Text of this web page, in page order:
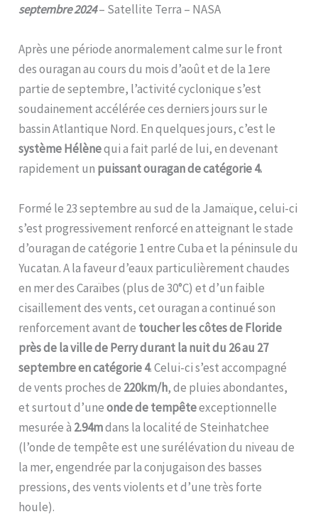
septembre 2024– Satellite Terra – NASA
Après une période anormalement calme sur le front
des ouragan au cours du mois d’août et de la 1ere
partie de septembre, l’activité cyclonique s’est
soudainement accélérée ces derniers jours sur le
bassin Atlantique Nord. En quelques jours, c’est le
système Hélènequi a fait parlé de lui, en devenant
rapidement un puissant ouragan de catégorie 4.
Formé le 23 septembre au sud de la Jamaïque, celui-ci
s’est progressivement renforcé en atteignant le stade
d’ouragan de catégorie 1 entre Cuba et la péninsule du
Yucatan. A la faveur d’eaux particulièrement chaudes
en mer des Caraïbes (plus de 30°C) et d’un faible
cisaillement des vents, cet ouragan a continué son
renforcement avant de toucher les côtes de Floride
près de la ville de Perry durant la nuit du 26 au 27
septembre en catégorie 4. Celui-ci s’est accompagné
de vents proches de 220km/h, de pluies abondantes,
et surtout d’uneonde de tempêteexceptionnelle
mesurée à 2.94mdans la localité de Steinhatchee
(l’onde de tempête est une surélévation du niveau de
la mer, engendrée par la conjugaison des basses
pressions, des vents violents et d’une très forte
houle).